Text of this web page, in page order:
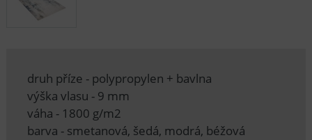
druh příze - polypropylen + bavlna
výška vlasu - 9 mm
váha - 1800 g/m2
barva - smetanová, šedá, modrá, béžová